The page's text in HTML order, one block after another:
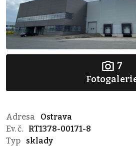
7
Adresa
Ostrava
Ev. č.
RT1378-00171-8
Typ
sklady